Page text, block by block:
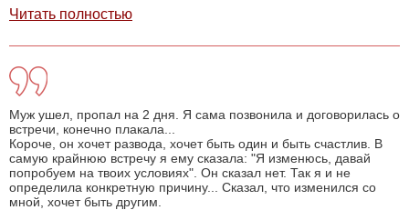
Читать полностью
Муж ушел, пропал на 2 дня. Я сама позвонила и договорилась о
встречи, конечно плакала...
Короче, он хочет развода, хочет быть один и быть счастлив. В
самую крайнюю встречу я ему сказала: "Я изменюсь, давай
попробуем на твоих условиях". Он сказал нет. Так я и не
определила конкретную причину... Сказал, что изменился со
мной, хочет быть другим.